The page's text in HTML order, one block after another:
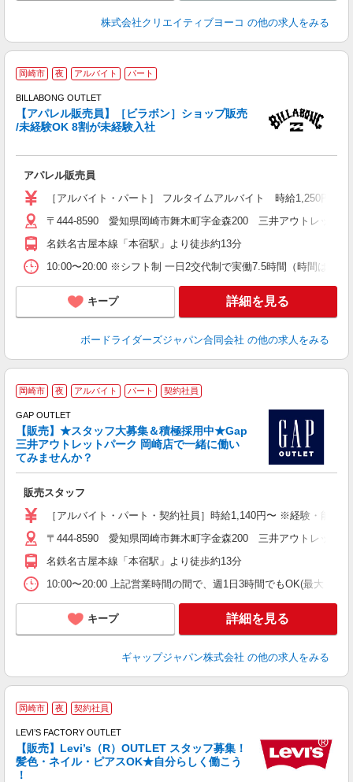
株式会社クリエイティブヨーコ の他の求人をみる
岡崎市 夜 アルバイト パート
BILLABONG OUTLET
【アパレル販売員】［ビラボン］ショップ販売
/未経験OK 8割が未経験入社
アパレル販売員
［アルバイト・パート］ フルタイムアルバイト 時給1,250円
〒444-8590 愛知県岡崎市舞木町字金森200 三井アウトレットパ
名鉄名古屋本線「本宿駅」より徒歩約13分
10:00〜20:00 ※シフト制 一日2交代制で実働7.5時間（時間は応
キープ 詳細を見る
ボードライダーズジャパン合同会社 の他の求人をみる
岡崎市 夜 アルバイト パート 契約社員
GAP OUTLET
【販売】★スタッフ大募集＆積極採用中★Gap
三井アウトレットパーク 岡崎店で一緒に働い
てみませんか？
販売スタッフ
［アルバイト・パート・契約社員］時給1,140円〜 ※経験・能力
〒444-8590 愛知県岡崎市舞木町字金森200 三井アウトレットパ
名鉄名古屋本線「本宿駅」より徒歩約13分
10:00〜20:00 上記営業時間の間で、週1日3時間でもOK(最大 週
キープ 詳細を見る
ギャップジャパン株式会社 の他の求人をみる
岡崎市 夜 契約社員
LEVI’S FACTORY OUTLET
【販売】Levi’s（R）OUTLET スタッフ募集！
髪色・ネイル・ピアスOK★自分らしく働こう
！